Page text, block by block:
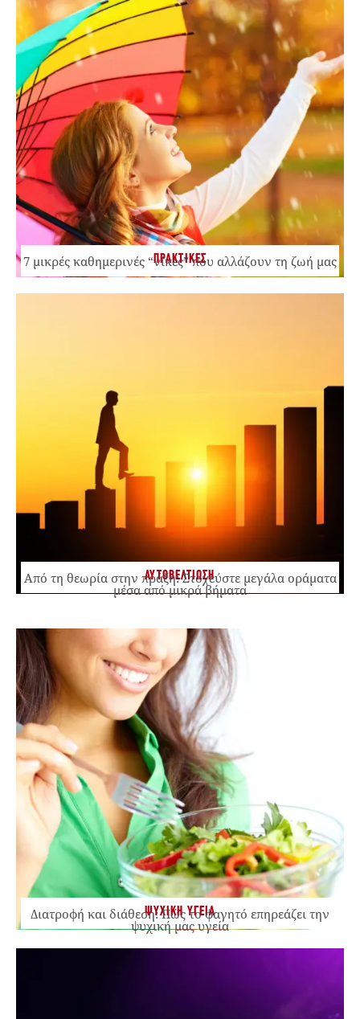
ΠΡΑΚΤΙΚΕΣ
7 μικρές καθημερινές “νίκες” που αλλάζουν τη ζωή μας
ΑΥΤΟΒΕΛΤΙΩΣΗ
Από τη θεωρία στην πράξη: Στοχεύστε μεγάλα οράματα
μέσα από μικρά βήματα
ΨΥΧΙΚΗ ΥΓΕΙΑ
Διατροφή και διάθεση: Πώς το φαγητό επηρεάζει την
ψυχική μας υγεία